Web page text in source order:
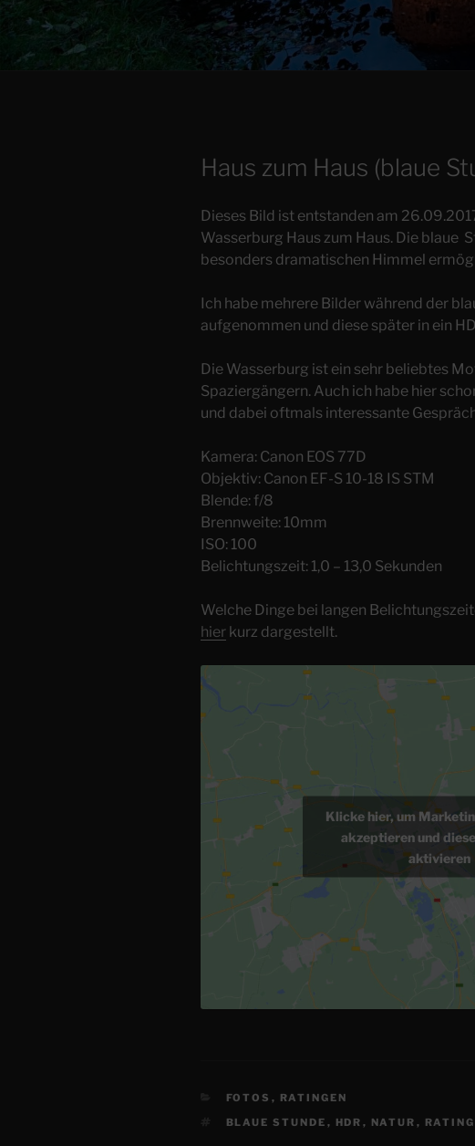
Haus zum Haus (blaue
Dieses Bild ist entstanden am
Wasserburg Haus zum Haus. Die blaue
besonders dramatischen Himmel
Ich habe mehrere Bilder während der
aufgenommen und diese später in ein
Die Wasserburg ist ein sehr beliebtes
Spaziergängern. Auch ich habe hier
und dabei oftmals interessante
Kamera: Canon EOS 77D
Objektiv: Canon EF-S 10-18 IS STM
Blende: f/8
Brennweite: 10mm
ISO: 100
Belichtungszeit: 1,0 – 13,0 Sekunden
Welche Dinge bei langen
hier kurz dargestellt.
Klicke hier, um
akzeptieren und
aktivieren
KATEGORIEN
FOTOS , RATINGEN
SCHLAGWÖRTER
BLAUE STUNDE , HDR , NATUR ,